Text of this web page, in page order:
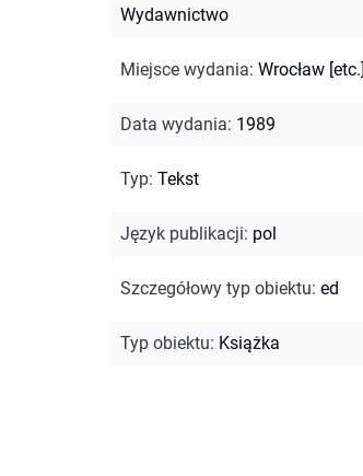
Wydawnictwo
Miejsce wydania: Wrocław [etc.]
Data wydania: 1989
Typ: Tekst
Język publikacji: pol
Szczegółowy typ obiektu: ed
Typ obiektu: Książka